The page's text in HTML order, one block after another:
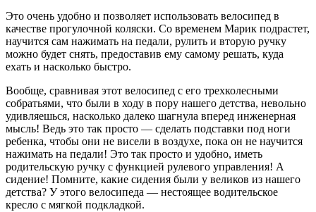
Это очень удобно и позволяет использовать велосипед в
качестве прогулочной коляски. Со временем Марик подрастет,
научится сам нажимать на педали, рулить и вторую ручку
можно будет снять, предоставив ему самому решать, куда
ехать и насколько быстро.
Вообще, сравнивая этот велосипед с его трехколесными
собратьями, что были в ходу в пору нашего детства, невольно
удивляешься, насколько далеко шагнула вперед инженерная
мысль! Ведь это так просто — сделать подставки под ноги
ребенка, чтобы они не висели в воздухе, пока он не научится
нажимать на педали! Это так просто и удобно, иметь
родительскую ручку с функцией рулевого управления! А
сидение! Помните, какие сидения были у великов из нашего
детства? У этого велосипеда — нестоящее водительское
кресло с мягкой подкладкой.